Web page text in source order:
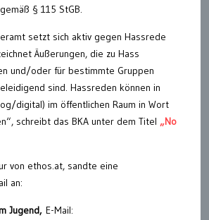
§ 115 StGB.
setzt sich aktiv gegen Hassrede
Äußerungen, die zu Hass
und/oder für bestimmte Gruppen
sind. Hassreden können in
digital) im öffentlichen Raum in Wort
schreibt das BKA unter dem Titel „No
von ethos.at, sandte eine
an:
Jugend, E-Mail: